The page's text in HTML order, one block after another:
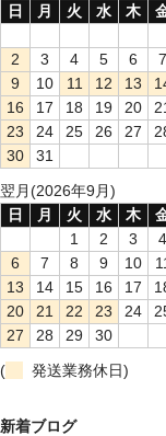
日
月 火 水 木
2
3 4 5 6 7
9
10 11 12 13
16
17 18 19 20
23
24 25 26 27
30
31
翌月(2026年9月)
日
月 火 水 木
1
2 3 4
6
7 8 9 10
13
14 15 16 17
20
21 22 23 24
27
28 29
30
(
発送業務休日)
新着ブログ